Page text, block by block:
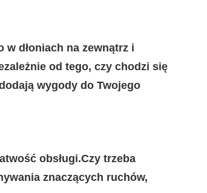
dłoniach na zewnątrz i
od tego, czy chodzi się
wygody do Twojego
obsługi.Czy trzeba
znaczących ruchów,